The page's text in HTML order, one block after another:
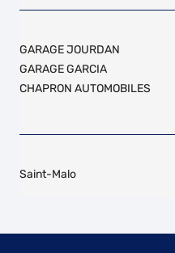
GARAGE JOURDAN
GARAGE GARCIA
CHAPRON AUTOMOBILES
Saint-Malo